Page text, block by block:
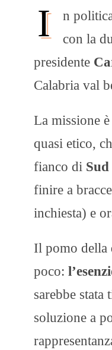
I
n
con la
presidente
Calabria val
La missione
quasi etico,
fianco di
finire a
inchiesta) e
Il pomo della
poco:
sarebbe
soluzione a